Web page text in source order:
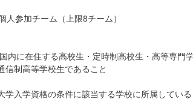
人参加チーム（上限8チーム）
内に在住する高校生・定時制高校生・高等専門
信制高等学校生であること
学入学資格の条件に該当する学校に所属している